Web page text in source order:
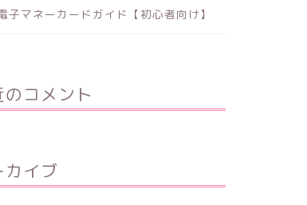
子マネーカードガイド【初心者向け】
のコメント
カイブ